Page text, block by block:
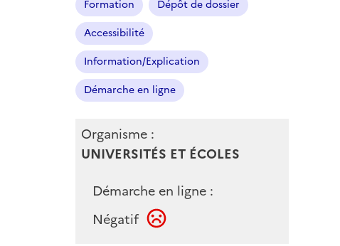
Formation
Dépôt de dossier
Accessibilité
Information/Explication
Démarche en ligne
Organisme :
UNIVERSITÉS ET ÉCOLES
Démarche en ligne :
Négatif